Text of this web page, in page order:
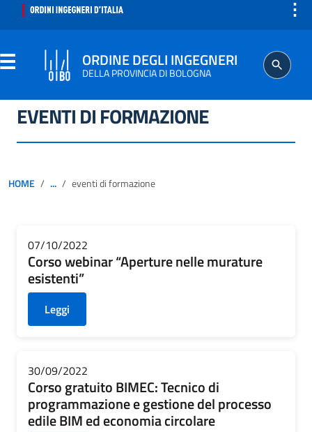
⋮
ORDINE DEGLI INGEGNERI
DELLA PROVINCIA DI BOLOGNA
ORDINE
PROFESSIONE
AGGIORNAMENTO PROFESSIONALE
EVENTI DI FORMAZIONE
HOME ... eventi di formazione
07/10/2022
Corso webinar “Aperture nelle murature
esistenti”
Leggi
30/09/2022
Corso gratuito BIMEC: Tecnico di
programmazione e gestione del processo
edile BIM ed economia circolare